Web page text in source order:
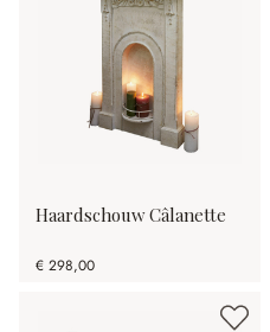
Haardschouw Câlanette
€ 298,00